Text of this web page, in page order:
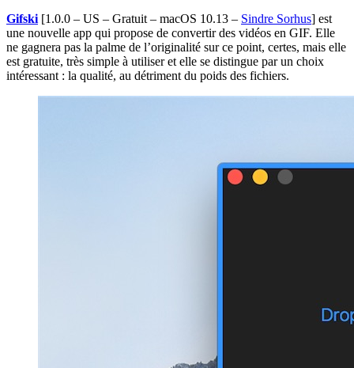
Gifski [1.0.0 – US – Gratuit – macOS 10.13 – Sindre Sorhus] est
une nouvelle app qui propose de convertir des vidéos en GIF. Elle
ne gagnera pas la palme de l’originalité sur ce point, certes, mais elle
est gratuite, très simple à utiliser et elle se distingue par un choix
intéressant : la qualité, au détriment du poids des fichiers.